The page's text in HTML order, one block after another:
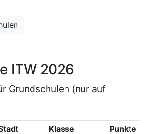
ITW 2026
Grundschulen (nur auf
Klasse
Punkte